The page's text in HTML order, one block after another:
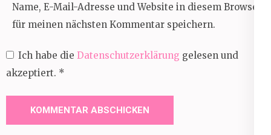
Name, E-Mail-Adresse und Website in diesem Browser
für meinen nächsten Kommentar speichern.
Ich habe die Datenschutzerklärung gelesen und
akzeptiert. *